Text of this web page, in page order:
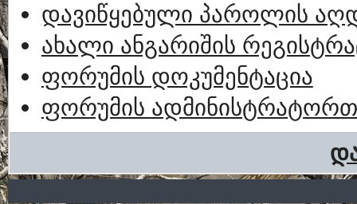
დავიწყებული პაროლის
ახალი ანგარიშის
ფორუმის დოკუმენტაცია
ფორუმის